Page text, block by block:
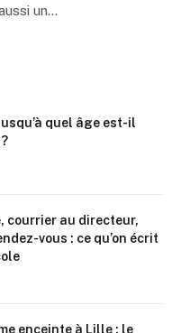
un…
quel âge est-il
courrier au directeur,
vous : ce qu’on écrit
enceinte à Lille : le